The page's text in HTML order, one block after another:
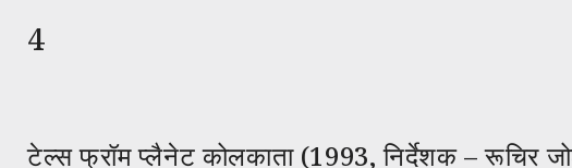
4
टेल्स फ्रॉम प्लैनेट कोलकाता (1993, निर्देशक – रूचिर